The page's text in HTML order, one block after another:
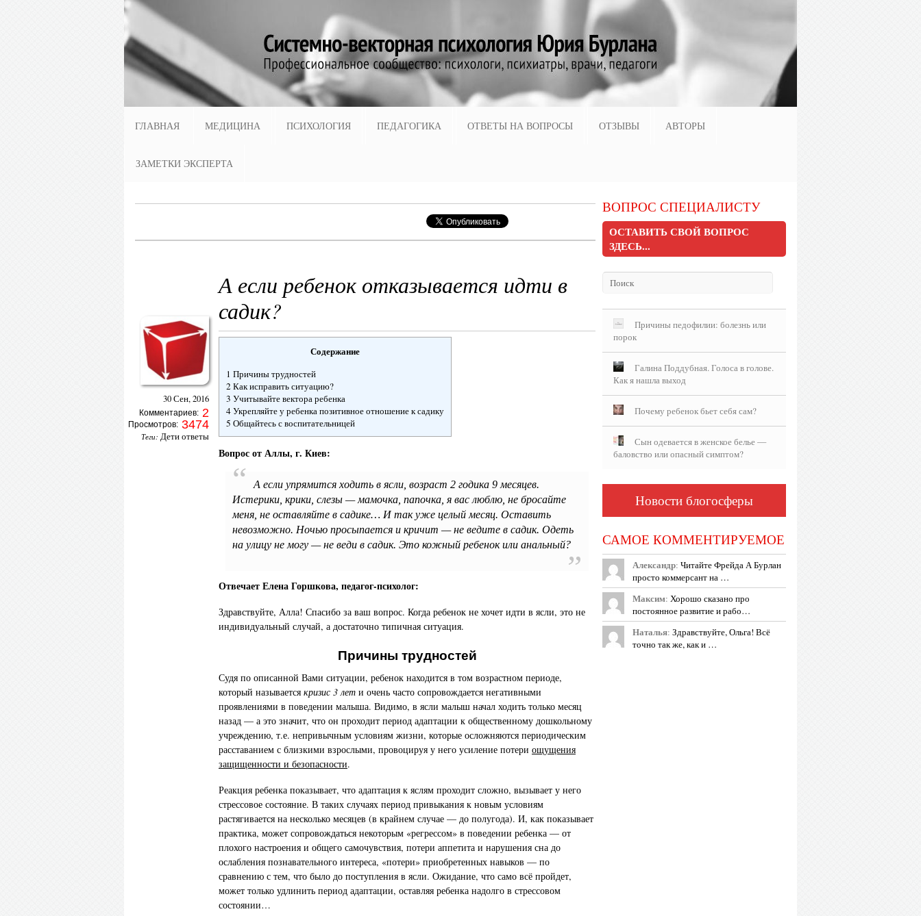
ГЛАВНАЯ МЕДИЦИНА ПСИХОЛОГИЯ ПЕДАГОГИКА ОТВЕТЫ НА ВОПРОСЫ ОТЗЫВЫ АВТОРЫ
ЗАМЕТКИ ЭКСПЕРТА
А если ребенок отказывается идти в
садик?
Содержание
1 Причины трудностей
2 Как исправить ситуацию?
3 Учитывайте вектора ребенка
4 Укрепляйте у ребенка позитивное отношение к садику
5 Общайтесь с воспитательницей
Вопрос от Аллы, г. Киев:
А если упрямится ходить в ясли, возраст 2 годика 9 месяцев.
Истерики, крики, слезы — мамочка, папочка, я вас люблю, не бросайте
меня, не оставляйте в садике… И так уже целый месяц. Оставить
невозможно. Ночью просыпается и кричит — не ведите в садик. Одеть
на улицу не могу — не веди в садик. Это кожный ребенок или анальный?
Отвечает Елена Горшкова, педагог-психолог:
Здравствуйте, Алла! Спасибо за ваш вопрос. Когда ребенок не хочет идти в ясли, это не
индивидуальный случай, а достаточно типичная ситуация.
Причины трудностей
Судя по описанной Вами ситуации, ребенок находится в том возрастном периоде,
который называется кризис 3 лет и очень часто сопровождается негативными
проявлениями в поведении малыша. Видимо, в ясли малыш начал ходить только месяц
назад — а это значит, что он проходит период адаптации к общественному дошкольному
учреждению, т.е. непривычным условиям жизни, которые осложняются периодическим
расставанием с близкими взрослыми, провоцируя у него усиление потери ощущения
защищенности и безопасности.
Реакция ребенка показывает, что адаптация к яслям проходит сложно, вызывает у него
стрессовое состояние. В таких случаях период привыкания к новым условиям
растягивается на несколько месяцев (в крайнем случае — до полугода). И, как показывает
практика, может сопровождаться некоторым «регрессом» в поведении ребенка — от
плохого настроения и общего самочувствия, потери аппетита и нарушения сна до
ослабления познавательного интереса, «потери» приобретенных навыков — по
сравнению с тем, что было до поступления в ясли. Ожидание, что само всё пройдет,
может только удлинить период адаптации, оставляя ребенка надолго в стрессовом
состоянии…
30 Сен, 2016
Комментариев: 2
Просмотров: 3474
Теги: Дети ответы
ВОПРОС СПЕЦИАЛИСТУ
ОСТАВИТЬ СВОЙ ВОПРОС
ЗДЕСЬ...
Причины педофилии: болезнь или
порок
Галина Поддубная. Голоса в голове.
Как я нашла выход
Почему ребенок бьет себя сам?
Сын одевается в женское белье —
баловство или опасный симптом?
Новости блогосферы
САМОЕ КОММЕНТИРУЕМОЕ
Александр: Читайте Фрейда А Бурлан
просто коммерсант на …
Максим: Хорошо сказано про
постоянное развитие и рабо…
Наталья: Здравствуйте, Ольга! Всё
точно так же, как и …